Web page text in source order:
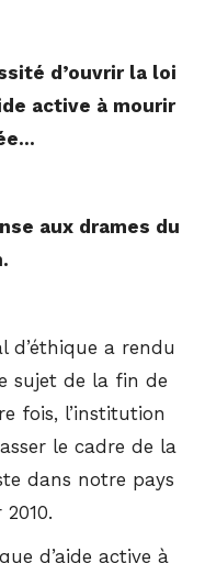
d’ouvrir la loi
active à mourir
aux drames du
d’éthique a rendu
sujet de la fin de
fois, l’institution
le cadre de la
dans notre pays
d’aide active à